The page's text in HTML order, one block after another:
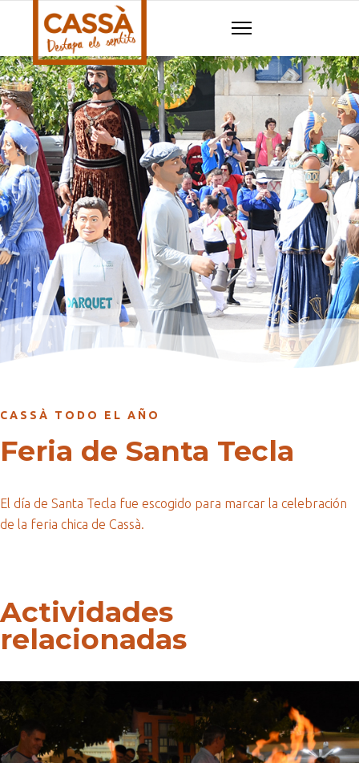
CASSÀ TODO EL AÑO
Feria de Santa Tecla
El día de Santa Tecla fue escogido para marcar la celebración
de la feria chica de Cassà.
Actividades
relacionadas